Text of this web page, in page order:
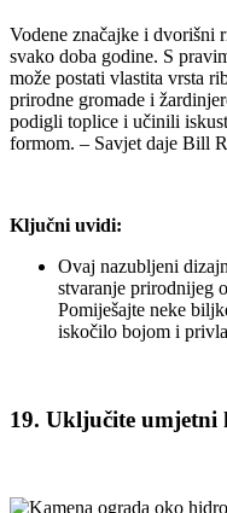
Vodene značajke i dvorišni
svako doba godine. S
može postati vlastita vrsta
prirodne gromade i
podigli toplice i učinili
formom. – Savjet daje Bill
Ključni uvidi:
Ovaj nazubljeni
stvaranje prirodnijeg
Pomiješajte neke
iskočilo bojom i
19. Uključite umjetni